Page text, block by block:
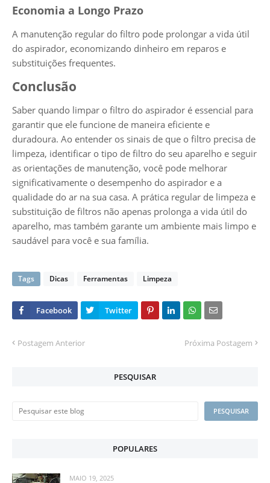
Economia a Longo Prazo
A manutenção regular do filtro pode prolongar a vida útil
do aspirador, economizando dinheiro em reparos e
substituições frequentes.
Conclusão
Saber quando limpar o filtro do aspirador é essencial para
garantir que ele funcione de maneira eficiente e
duradoura. Ao entender os sinais de que o filtro precisa de
limpeza, identificar o tipo de filtro do seu aparelho e seguir
as orientações de manutenção, você pode melhorar
significativamente o desempenho do aspirador e a
qualidade do ar na sua casa. A prática regular de limpeza e
substituição de filtros não apenas prolonga a vida útil do
aparelho, mas também garante um ambiente mais limpo e
saudável para você e sua família.
Tags Dicas Ferramentas Limpeza
Postagem Anterior Próxima Postagem
PESQUISAR
POPULARES
MAIO 19, 2025